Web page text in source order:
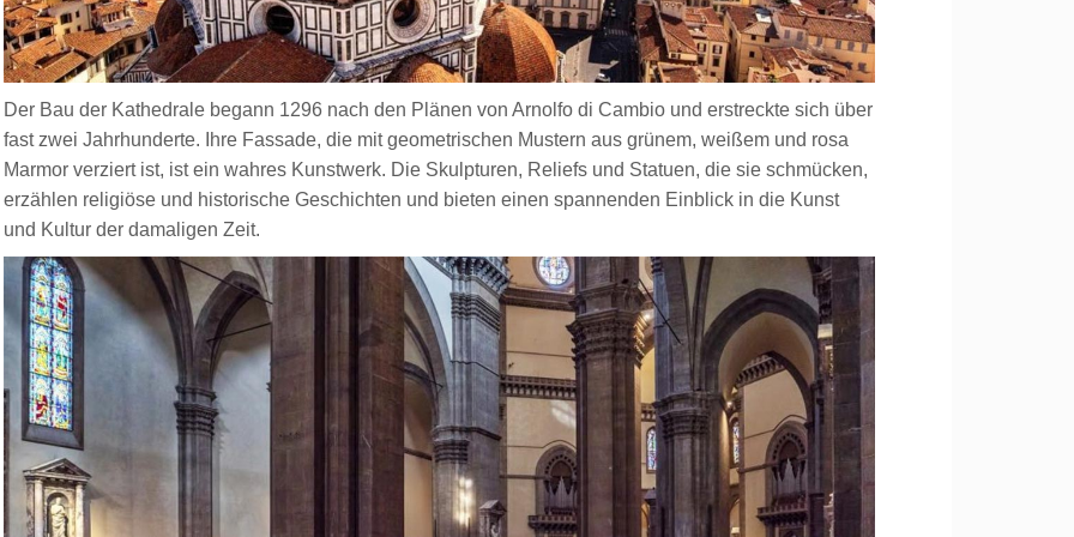
Der Bau der Kathedrale begann 1296 nach den Plänen von Arnolfo di Cambio und erstreckte sich über
fast zwei Jahrhunderte. Ihre Fassade, die mit geometrischen Mustern aus grünem, weißem und rosa
Marmor verziert ist, ist ein wahres Kunstwerk. Die Skulpturen, Reliefs und Statuen, die sie schmücken,
erzählen religiöse und historische Geschichten und bieten einen spannenden Einblick in die Kunst
und Kultur der damaligen Zeit.